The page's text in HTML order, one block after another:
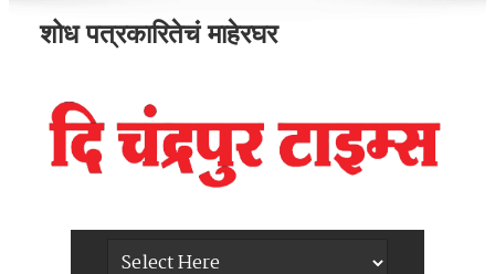
शोध पत्रकारितेचं माहेरघर